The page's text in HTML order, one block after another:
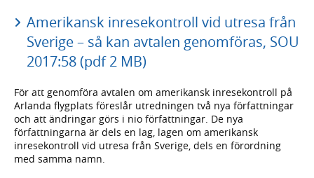
Amerikansk inresekontroll vid utresa från
Sverige – så kan avtalen genomföras, SOU
2017:58 (pdf 2 MB)
För att genomföra avtalen om amerikansk inresekontroll på
Arlanda flygplats föreslår utredningen två nya författningar
och att ändringar görs i nio författningar. De nya
författningarna är dels en lag, lagen om amerikansk
inresekontroll vid utresa från Sverige, dels en förordning
med samma namn.